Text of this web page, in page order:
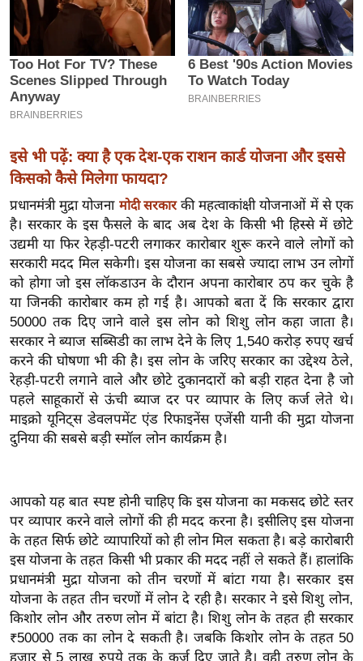
प
र
मि
सा
ल
मि
सा
ल
श
ख्सि
य
त
यं
ग
इं
डि
या
सा
हि
ग
त
ऑ
टो
व
र्ल्ड
न्यू
इसे भी पढ़ें: क्या है एक देश-एक राशन कार्ड योजना और इससे
किसको कैसे मिलेगा फायदा?
प्रधानमंत्री मुद्रा योजना मोदी सरकारकी महत्वाकांक्षी योजनाओं में से एक
है। सरकार के इस फैसले के बाद अब देश के किसी भी हिस्से में छोटे
उद्यमी या फिर रेहड़ी-पटरी लगाकर कारोबार शुरू करने वाले लोगों को
सरकारी मदद मिल सकेगी। इस योजना का सबसे ज्यादा लाभ उन लोगों
को होगा जो इस लॉकडाउन के दौरान अपना कारोबार ठप कर चुके है
या जिनकी कारोबार कम हो गई है। आपको बता दें कि सरकार द्वारा
50000 तक दिए जाने वाले इस लोन को शिशु लोन कहा जाता है।
सरकार ने ब्याज सब्सिडी का लाभ देने के लिए 1,540 करोड़ रुपए खर्च
करने की घोषणा भी की है। इस लोन के जरिए सरकार का उद्देश्य ठेले,
रेहड़ी-पटरी लगाने वाले और छोटे दुकानदारों को बड़ी राहत देना है जो
पहले साहूकारों से ऊंची ब्याज दर पर व्यापार के लिए कर्ज लेते थे।
माइक्रो यूनिट्स डेवलपमेंट एंड रिफाइनेंस एजेंसी यानी की मुद्रा योजना
दुनिया की सबसे बड़ी स्मॉल लोन कार्यक्रम है।
आपको यह बात स्पष्ट होनी चाहिए कि इस योजना का मकसद छोटे स्तर
पर व्यापार करने वाले लोगों की ही मदद करना है। इसीलिए इस योजना
के तहत सिर्फ छोटे व्यापारियों को ही लोन मिल सकता है। बड़े कारोबारी
इस योजना के तहत किसी भी प्रकार की मदद नहीं ले सकते हैं। हालांकि
प्रधानमंत्री मुद्रा योजना को तीन चरणों में बांटा गया है। सरकार इस
योजना के तहत तीन चरणों में लोन दे रही है। सरकार ने इसे शिशु लोन,
किशोर लोन और तरुण लोन में बांटा है। शिशु लोन के तहत ही सरकार
₹50000 तक का लोन दे सकती है। जबकि किशोर लोन के तहत 50
हजार से 5 लाख रुपये तक के कर्ज दिए जाते है। वही तरुण लोन के